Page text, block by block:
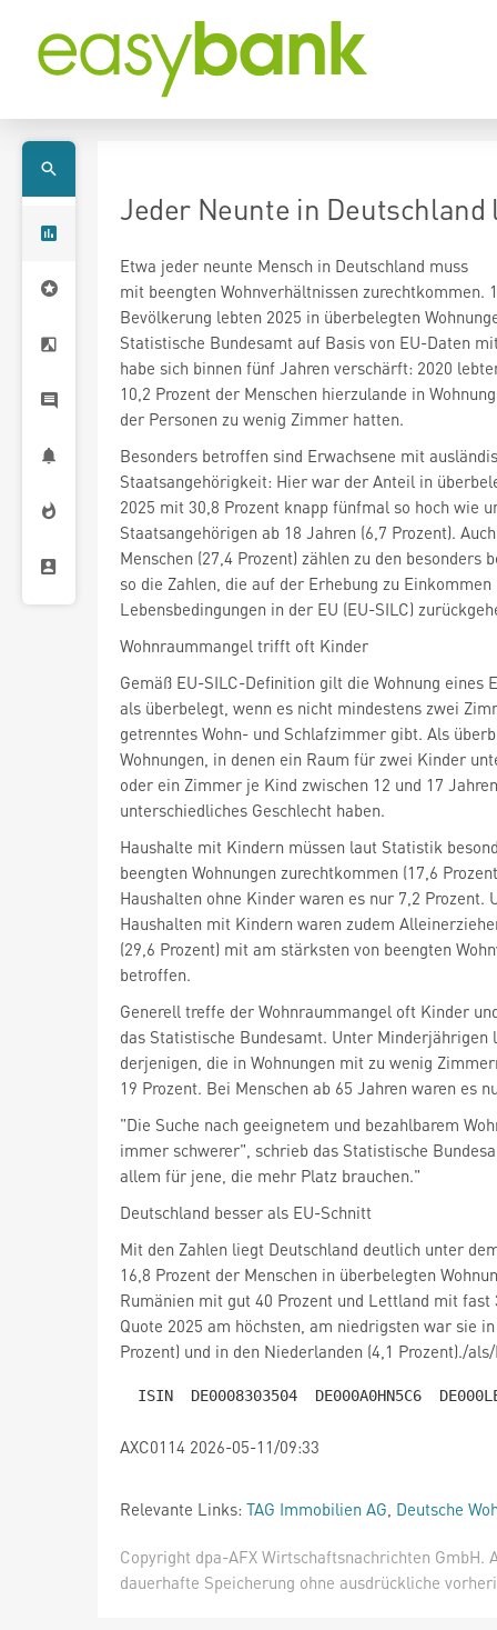
Jeder Neunte in
Etwa jeder neunte Mensch in Deutschland muss
mit beengten Wohnverhältnissen zurechtkommen.
Bevölkerung lebten 2025 in überbelegten
Statistische Bundesamt auf Basis von EU-Daten
habe sich binnen fünf Jahren verschärft: 2020
10,2 Prozent der Menschen hierzulande in
der Personen zu wenig Zimmer hatten.
Besonders betroffen sind Erwachsene mit
Staatsangehörigkeit: Hier war der Anteil in
2025 mit 30,8 Prozent knapp fünfmal so hoch wie
Staatsangehörigen ab 18 Jahren (6,7 Prozent).
Menschen (27,4 Prozent) zählen zu den besonders
so die Zahlen, die auf der Erhebung zu Einkommen
Lebensbedingungen in der EU (EU-SILC)
Wohnraummangel trifft oft Kinder
Gemäß EU-SILC-Definition gilt die Wohnung eines
als überbelegt, wenn es nicht mindestens zwei
getrenntes Wohn- und Schlafzimmer gibt. Als
Wohnungen, in denen ein Raum für zwei Kinder
oder ein Zimmer je Kind zwischen 12 und 17
unterschiedliches Geschlecht haben.
Haushalte mit Kindern müssen laut Statistik
beengten Wohnungen zurechtkommen (17,6
Haushalten ohne Kinder waren es nur 7,2 Prozent.
Haushalten mit Kindern waren zudem
(29,6 Prozent) mit am stärksten von beengten
betroffen.
Generell treffe der Wohnraummangel oft Kinder
das Statistische Bundesamt. Unter Minderjährigen
derjenigen, die in Wohnungen mit zu wenig
19 Prozent. Bei Menschen ab 65 Jahren waren es
"Die Suche nach geeignetem und bezahlbarem
immer schwerer", schrieb das Statistische
allem für jene, die mehr Platz brauchen."
Deutschland besser als EU-Schnitt
Mit den Zahlen liegt Deutschland deutlich unter
16,8 Prozent der Menschen in überbelegten
Rumänien mit gut 40 Prozent und Lettland mit fast
Quote 2025 am höchsten, am niedrigsten war sie
Prozent) und in den Niederlanden (4,1 Prozent)./
AXC0114 2026-05-11/09:33
Relevante Links: TAG Immobilien AG, Deutsche
Copyright dpa-AFX Wirtschaftsnachrichten
dauerhafte Speicherung ohne ausdrückliche